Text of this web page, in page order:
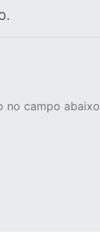
no campo abaixo